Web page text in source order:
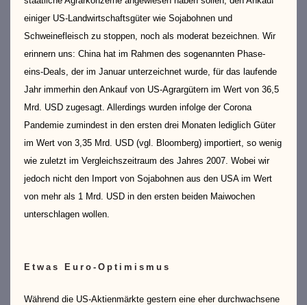
einiger US-Landwirtschaftsgüter wie Sojabohnen und
Schweinefleisch zu stoppen, noch als moderat bezeichnen. Wir
erinnern uns: China hat im Rahmen des sogenannten Phase-
eins-Deals, der im Januar unterzeichnet wurde, für das laufende
Jahr immerhin den Ankauf von US-Agrargütern im Wert von 36,5
Mrd. USD zugesagt. Allerdings wurden infolge der Corona
Pandemie zumindest in den ersten drei Monaten lediglich Güter
im Wert von 3,35 Mrd. USD (vgl. Bloomberg) importiert, so wenig
wie zuletzt im Vergleichszeitraum des Jahres 2007. Wobei wir
jedoch nicht den Import von Sojabohnen aus den USA im Wert
von mehr als 1 Mrd. USD in den ersten beiden Maiwochen
unterschlagen wollen.
Etwas Euro-Optimismus
Während die US-Aktienmärkte gestern eine eher durchwachsene